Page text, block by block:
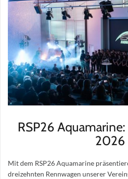
RSP26
2026
Mit dem RSP26 Aquamarine
dreizehnten Rennwagen unserer